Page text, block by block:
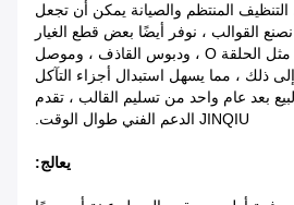
التنظيف المنتظم والصيانة يمكن أن تجعل
القوالب ، نوفر أيضًا بعض قطع الغيار
سريعة التآكل للعملاء ، مثل الحلقة O ، ودبوس القاذف ، وموصل
إلى ذلك ، مما يسهل استبدال أجزاء التآكل
بعد عام واحد من تسليم القالب ، تقدم
JINQIU الدعم الفني طوال الوقت.
يعالج: